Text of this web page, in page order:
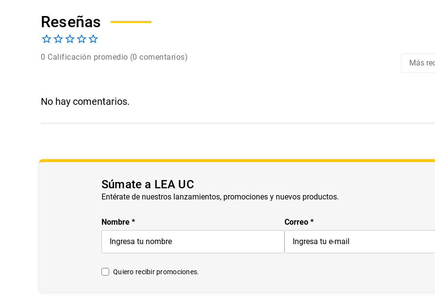
0 Calificación promedio (0 comentarios)
Más
No hay comentarios.
Súmate a LEA UC
Entérate de nuestros lanzamientos, promociones y nuevos productos.
Nombre Correo
Quiero recibir promociones.